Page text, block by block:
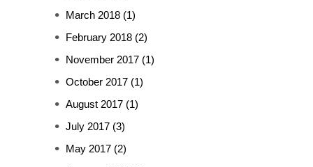
March 2018 (1)
February 2018 (2)
November 2017 (1)
October 2017 (1)
August 2017 (1)
July 2017 (3)
May 2017 (2)